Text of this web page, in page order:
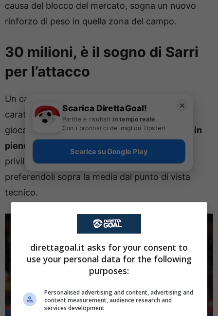
causa del blocco del mercato, sogna un nuovo
rinforzo di peso in quella zona del campo.
30 milioni, è il sogno di Sarri
per l’attacco
Un calciatore che rispecchi appieno le
caratteristiche richieste, duttile e in grado di
giocare palla a terra coi compagni.Una punta in
pieno stile Sarri
che, in passato, non ha mai
privilegiato centravanti particolarmente fisici
preferendoli sopra la media dal punto di vista
tecnico.
✕
Scarica DirettaGoal!
Partite e risultati in tempo reale.
Con i pronostici dei migliori Tipster!
Scarica su Google Play
direttagoal.it asks for your consent to
use your personal data for the following
purposes:
Personalised advertising and content, advertising and
content measurement, audience research and
services development